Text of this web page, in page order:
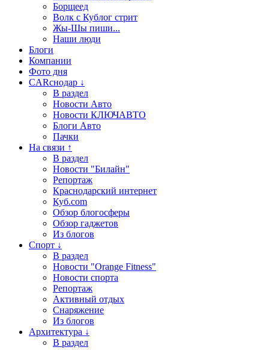
Борщеед
Волк с Кублог стрит
Жы-Шы пиши...
Наши люди
Блоги
Компании
Фото дня
CARснодар ↓
В раздел
Новости Авто
Новости КЛЮЧАВТО
Блоги Авто
Пачки
На связи ↑
В раздел
Новости "Билайн"
Репортаж
Краснодарский интернет
Куб.com
Обзор блогосферы
Обзор гаджетов
Из блогов
Спорт ↓
В раздел
Новости "Orange Fitness"
Новости спорта
Репортаж
Активный отдых
Снаряжение
Из блогов
Архитектура ↓
В раздел